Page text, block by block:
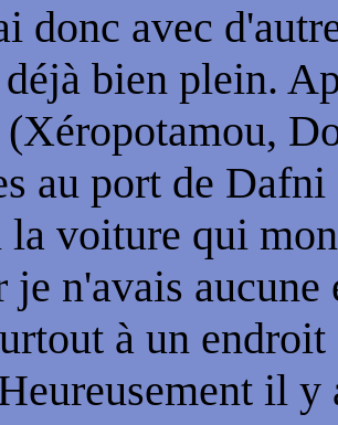
donc avec
bien plein.
au port de
la voiture qui
je n'avais
à un
il y